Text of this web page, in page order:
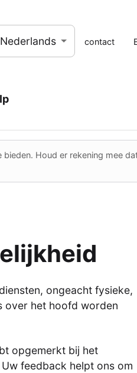
Nederlands contact
Houd er rekening mee
ongeacht fysieke,
over het hoofd worden
opgemerkt bij het
feedback helpt ons om